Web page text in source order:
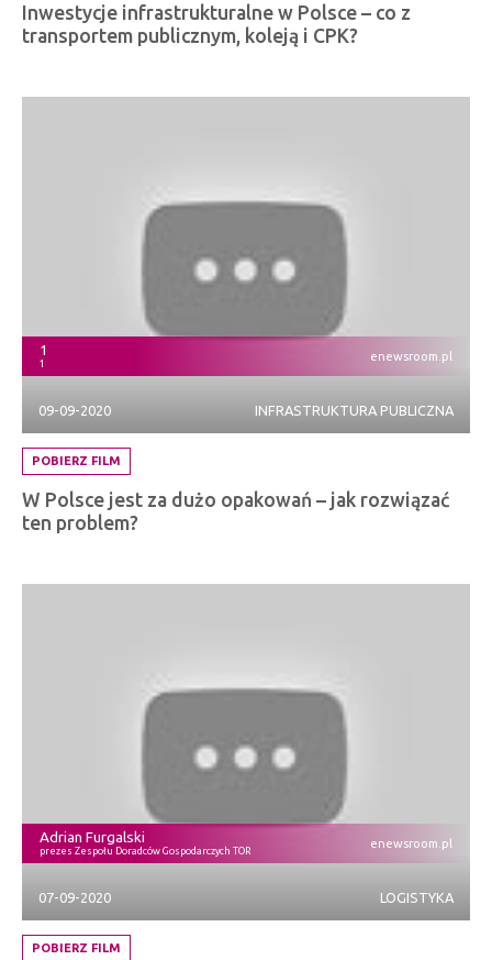
Inwestycje infrastrukturalne w Polsce – co z
transportem publicznym, koleją i CPK?
1
1
enewsroom.pl
09-09-2020 INFRASTRUKTURA PUBLICZNA
POBIERZ FILM
W Polsce jest za dużo opakowań – jak rozwiązać
ten problem?
Adrian Furgalski
prezes Zespołu Doradców Gospodarczych TOR
enewsroom.pl
07-09-2020 LOGISTYKA
POBIERZ FILM